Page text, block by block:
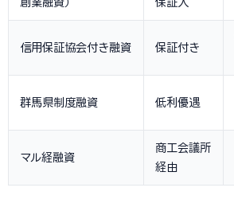
信用保証協会付き融資 保証付き
群馬県制度融資 低利優遇
マル経融資
商工会議所
経由